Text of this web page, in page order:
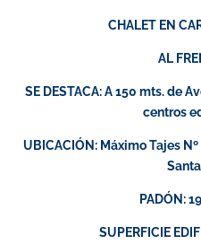
CHALET EN
AL
SE DESTACA: A 150 mts. de
centros
UBICACIÓN: Máximo Tajes
PADÓN:
SUPERFICIE